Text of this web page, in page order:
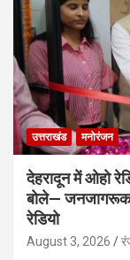
उत्तराखंड मनोरंजन
देहरादून में ओहो
बोले—
रेडियो
August 3, 2026